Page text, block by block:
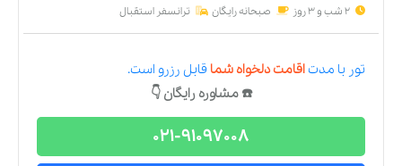
2 شب و 3 روز صبحانه رایگان ترانسفر استقبال
تور با مدتاقامت دلخواه شما قابل رزرو است.
☎️ مشاوره رایگان 👇
021-91097008